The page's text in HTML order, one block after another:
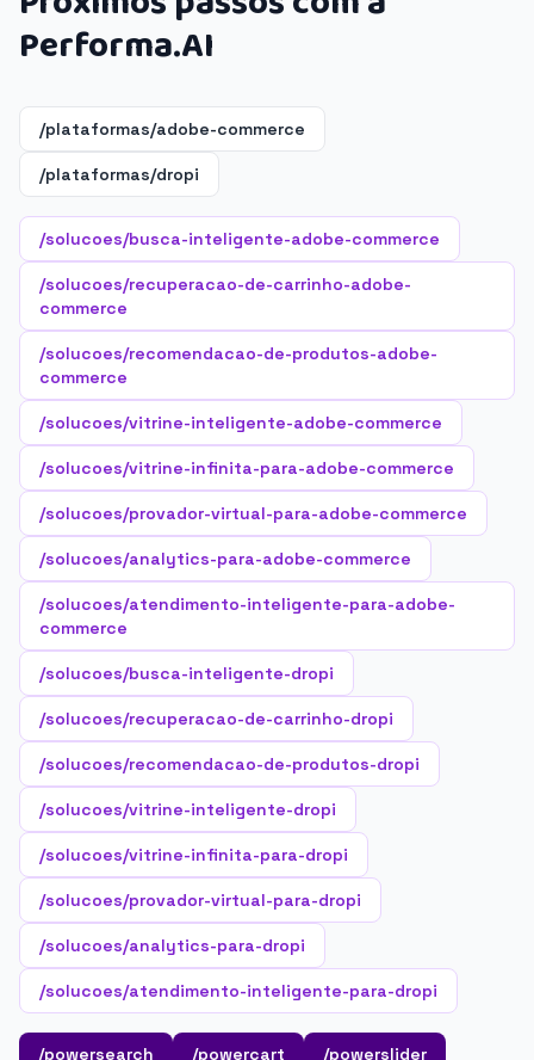
Performa.AI
/plataformas/adobe-commerce
/plataformas/dropi
/solucoes/busca-inteligente-adobe-commerce
/solucoes/recuperacao-de-carrinho-adobe-
commerce
/solucoes/recomendacao-de-produtos-adobe-
commerce
/solucoes/vitrine-inteligente-adobe-commerce
/solucoes/vitrine-infinita-para-adobe-commerce
/solucoes/provador-virtual-para-adobe-commerce
/solucoes/analytics-para-adobe-commerce
/solucoes/atendimento-inteligente-para-adobe-
commerce
/solucoes/busca-inteligente-dropi
/solucoes/recuperacao-de-carrinho-dropi
/solucoes/recomendacao-de-produtos-dropi
/solucoes/vitrine-inteligente-dropi
/solucoes/vitrine-infinita-para-dropi
/solucoes/provador-virtual-para-dropi
/solucoes/analytics-para-dropi
/solucoes/atendimento-inteligente-para-dropi
/powersearch /powercart /powerslider